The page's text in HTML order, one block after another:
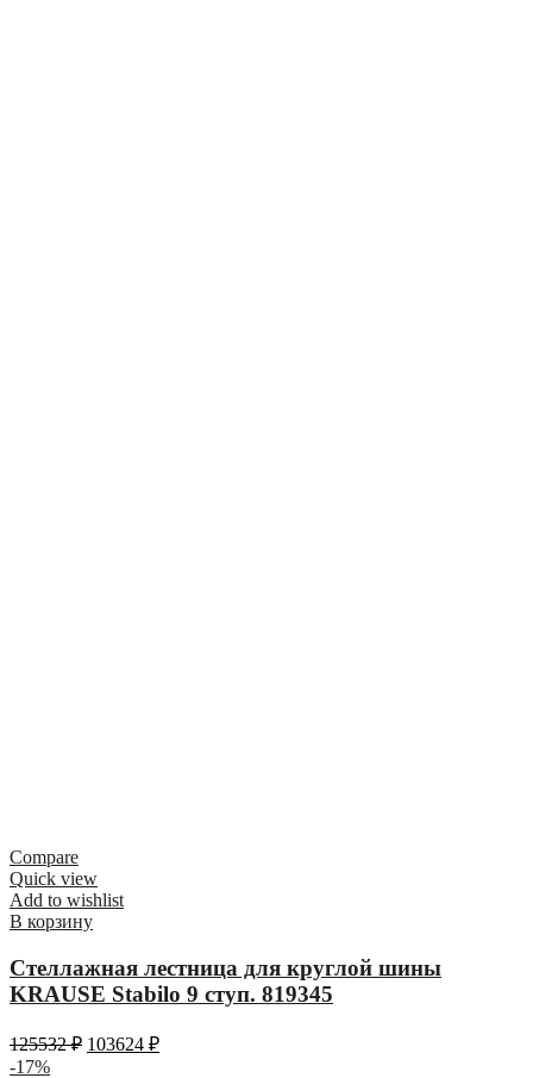
Compare
Quick view
Add to wishlist
В корзину
Стеллажная лестница для круглой шины
KRAUSE Stabilo 9 ступ. 819345
125532₽ 103624 ₽
-17%